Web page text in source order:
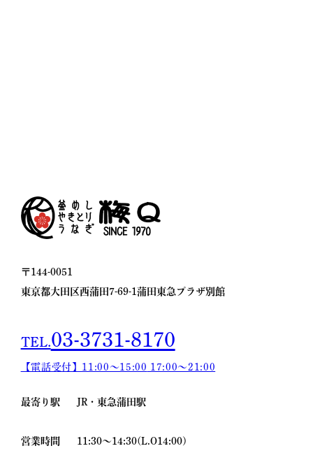
〒144-0051
東京都大田区西蒲田7-69-1 蒲田東急プラザ別館
TEL.03-3731-8170
【電話受付】11:00〜15:00 17:00〜21:00
最寄り駅 JR・東急蒲田駅
営業時間 11:30～14:30(L.O14:00)